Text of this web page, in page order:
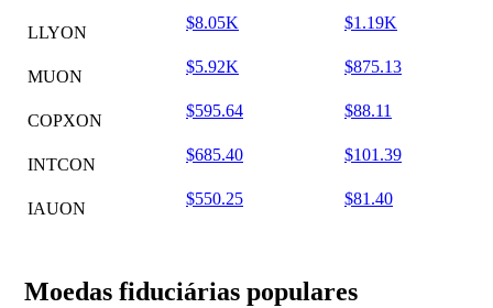
LLYON
$8.05K $1.19K
MUON
$5.92K $875.13
COPXON
$595.64 $88.11
INTCON
$685.40 $101.39
IAUON
$550.25 $81.40
Moedas fiduciárias populares